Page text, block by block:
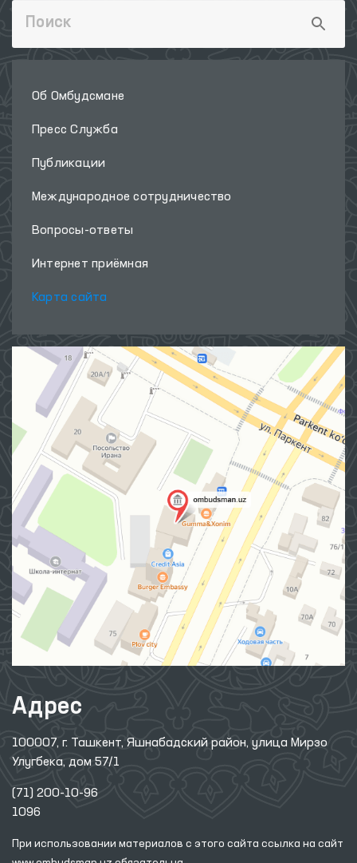
Об Омбудсмане
Пресс Служба
Публикации
Международное сотрудничество
Вопросы-ответы
Интернет приёмная
Карта сайта
Адрес
100007, г. Ташкент, Яшнабадский район, улица Мирзо
Улугбека, дом 57/1
(71) 200-10-96
1096
При использовании материалов с этого сайта ссылка на сайт